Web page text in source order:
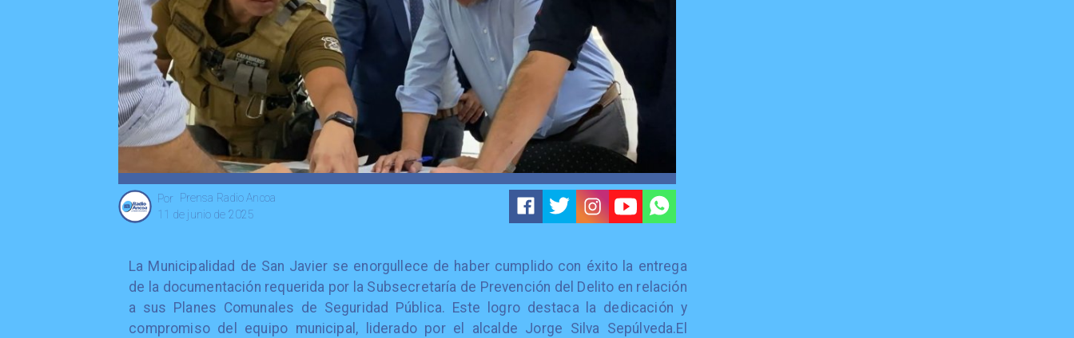
Prensa Radio Ancoa
Por
11 de junio de 2025
La Municipalidad de San Javier se enorgullece de haber cumplido con éxito la entrega
de la documentación requerida por la Subsecretaría de Prevención del Delito en relación
a sus Planes Comunales de Seguridad Pública. Este logro destaca la dedicación y
compromiso del equipo municipal, liderado por el alcalde Jorge Silva Sepúlveda.El